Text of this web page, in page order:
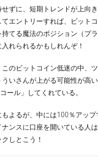
せずに、短期トレンドが上向
てエントリーすれば、ビット
持てる魔法のポジション（プ
入れられるかもしれんぞ！
このビットコイン低迷の中、
ういさんが上がる可能性が高
ール」してくれている。
よるが、中には100％アップ
ナンスに口座を開いている人
しとこう！